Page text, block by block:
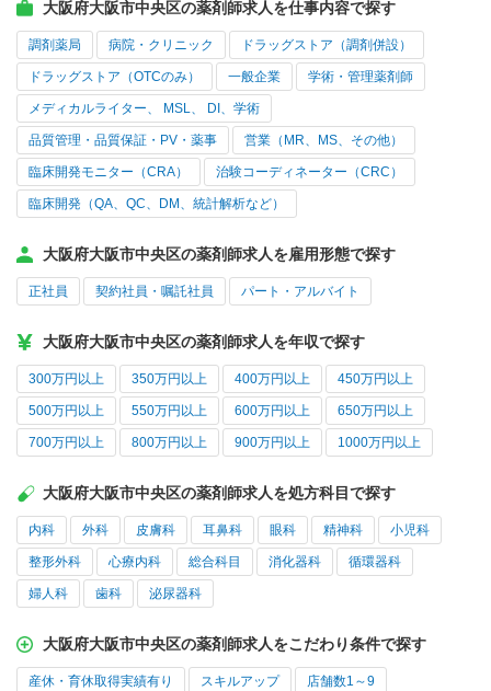
大阪府大阪市中央区の薬剤師求人を仕事内容で探す
調剤薬局 病院・クリニック ドラッグストア（調剤併設）
ドラッグストア（OTCのみ） 一般企業 学術・管理薬剤師
メディカルライター、 MSL、 DI、学術
品質管理・品質保証・PV・薬事 営業（MR、MS、その他）
臨床開発モニター（CRA） 治験コーディネーター（CRC）
臨床開発（QA、QC、DM、統計解析など）
大阪府大阪市中央区の薬剤師求人を雇用形態で探す
正社員 契約社員・嘱託社員 パート・アルバイト
大阪府大阪市中央区の薬剤師求人を年収で探す
300万円以上 350万円以上 400万円以上 450万円以上
500万円以上 550万円以上 600万円以上 650万円以上
700万円以上 800万円以上 900万円以上 1000万円以上
大阪府大阪市中央区の薬剤師求人を処方科目で探す
内科 外科 皮膚科 耳鼻科 眼科 精神科 小児科
整形外科 心療内科 総合科目 消化器科 循環器科
婦人科 歯科 泌尿器科
大阪府大阪市中央区の薬剤師求人をこだわり条件で探す
産休・育休取得実績有り スキルアップ 店舗数1～9